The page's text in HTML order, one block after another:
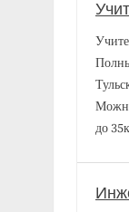
до 35к